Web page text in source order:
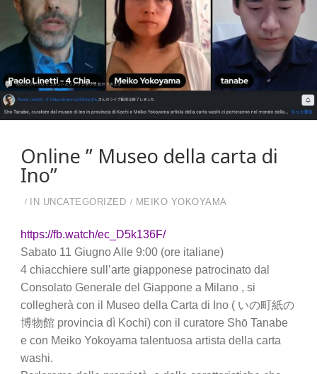
Online ” Museo della carta di
Ino”
IN UNCATEGORIZED MEIKO YOKOYAMA
https://fb.watch/ec_D5k136F/
Sabato 11 Giugno Alle 9:00 (ore italiane)
4 chiacchiere sull’arte giapponese patrocinato dal
Consolato Generale del Giappone a Milano , si
collegherà con il Museo della Carta di Ino ( いの町紙の
博物館 provincia dì Kochi) con il curatore Shō Tanabe
e con Meiko Yokoyama talentuosa artista della carta
washi.